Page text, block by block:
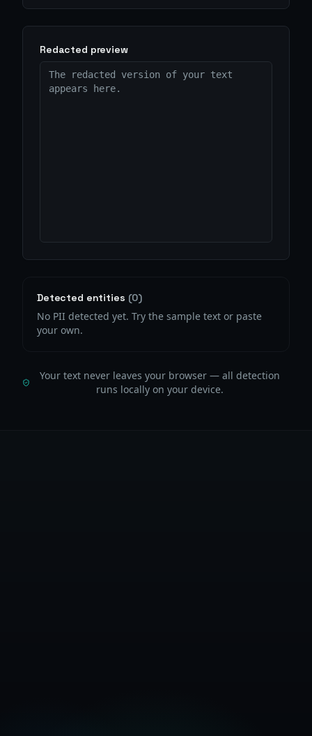
Redacted preview
The redacted version of your text
appears here.
Detected entities (0)
No PII detected yet. Try the sample text or paste
your own.
Your text never leaves your browser — all detection
runs locally on your device.